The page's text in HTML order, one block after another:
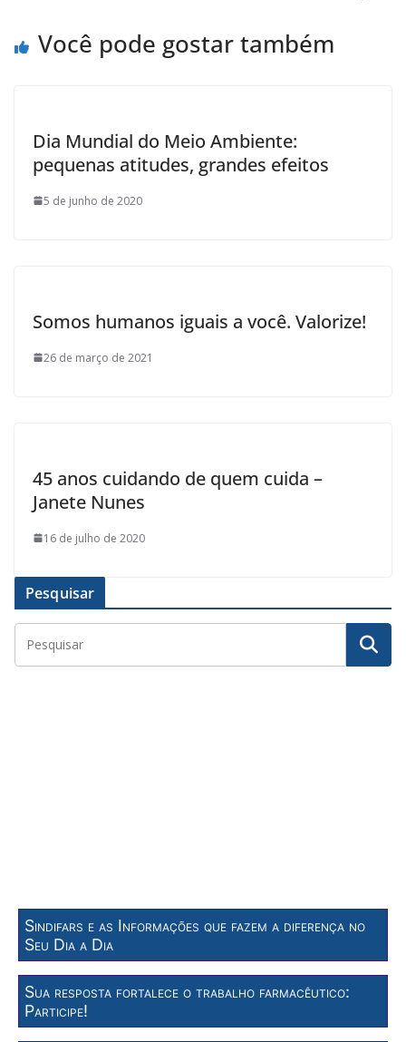
Você pode gostar também
Dia Mundial do Meio Ambiente:
pequenas atitudes, grandes efeitos
5 de junho de 2020
Somos humanos iguais a você. Valorize!
26 de março de 2021
45 anos cuidando de quem cuida –
Janete Nunes
16 de julho de 2020
Pesquisar
Sindifars e as Informações que fazem a diferença no
Seu Dia a Dia
Sua resposta fortalece o trabalho farmacêutico:
Participe!